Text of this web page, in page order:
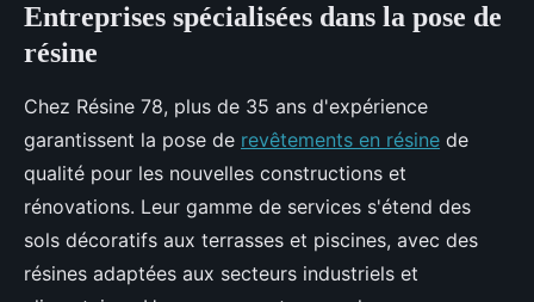
Entreprises spécialisées dans la pose de
résine
Chez Résine 78, plus de 35 ans d'expérience
garantissent la pose de revêtements en résine de
qualité pour les nouvelles constructions et
rénovations. Leur gamme de services s'étend des
sols décoratifs aux terrasses et piscines, avec des
résines adaptées aux secteurs industriels et